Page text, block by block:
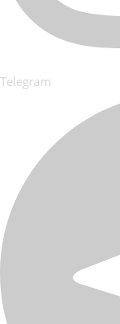
Telegram